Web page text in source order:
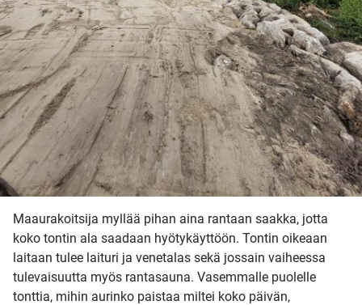
Maaurakoitsija myllää pihan aina rantaan saakka, jotta
koko tontin ala saadaan hyötykäyttöön. Tontin oikeaan
laitaan tulee laituri ja venetalas sekä jossain vaiheessa
tulevaisuutta myös rantasauna. Vasemmalle puolelle
tonttia, mihin aurinko paistaa miltei koko päivän,